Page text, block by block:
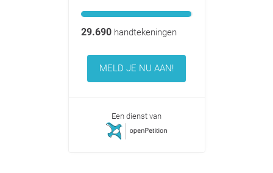
29.690handtekeningen
MELD JE NU AAN!
Een dienst van